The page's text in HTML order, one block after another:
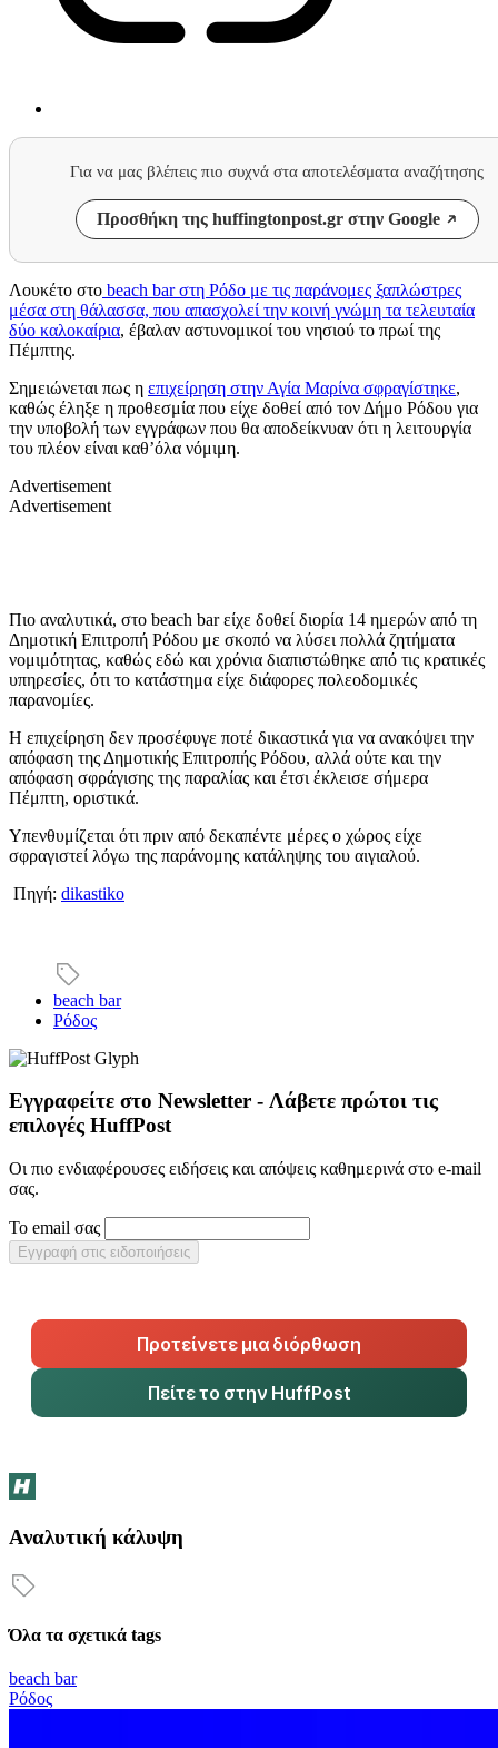
Για να μας βλέπεις πιο συχνά στα αποτελέσματα αναζήτησης
Προσθήκη της huffingtonpost.gr στην Google
Λουκέτο στο beach bar στη Ρόδο με τις παράνομες ξαπλώστρες
μέσα στη θάλασσα, που απασχολεί την κοινή γνώμη τα τελευταία
δύο καλοκαίρια, έβαλαν αστυνομικοί του νησιού το πρωί της
Πέμπτης.
Σημειώνεται πως η επιχείρηση στην Αγία Μαρίνα σφραγίστηκε,
καθώς έληξε η προθεσμία που είχε δοθεί από τον Δήμο Ρόδου για
την υποβολή των εγγράφων που θα αποδείκνυαν ότι η λειτουργία
του πλέον είναι καθ’όλα νόμιμη.
Advertisement
Advertisement
Πιο αναλυτικά, στο beach bar είχε δοθεί διορία 14 ημερών από τη
Δημοτική Επιτροπή Ρόδου με σκοπό να λύσει πολλά ζητήματα
νομιμότητας, καθώς εδώ και χρόνια διαπιστώθηκε από τις κρατικές
υπηρεσίες, ότι το κατάστημα είχε διάφορες πολεοδομικές
παρανομίες.
Η επιχείρηση δεν προσέφυγε ποτέ δικαστικά για να ανακόψει την
απόφαση της Δημοτικής Επιτροπής Ρόδου, αλλά ούτε και την
απόφαση σφράγισης της παραλίας και έτσι έκλεισε σήμερα
Πέμπτη, οριστικά.
Υπενθυμίζεται ότι πριν από δεκαπέντε μέρες ο χώρος είχε
σφραγιστεί λόγω της παράνομης κατάληψης του αιγιαλού.
Πηγή: dikastiko
beach bar
Ρόδος
Εγγραφείτε στο Newsletter - Λάβετε πρώτοι τις
επιλογές HuffPost
Οι πιο ενδιαφέρουσες ειδήσεις και απόψεις καθημερινά στο e-mail
σας.
Το email σας
Εγγραφή στις ειδοποιήσεις
Προτείνετε μια διόρθωση
Πείτε το στην HuffPost
Αναλυτική κάλυψη
Όλα τα σχετικά tags
beach bar
Ρόδος